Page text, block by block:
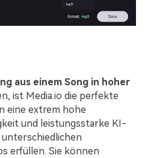
aus einem Song in hoher
ist Media.io die perfekte
eine extrem hohe
und leistungsstarke KI-
unterschiedlichen
erfüllen. Sie können